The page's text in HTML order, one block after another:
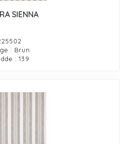
SIENNA
: Brun
: 139